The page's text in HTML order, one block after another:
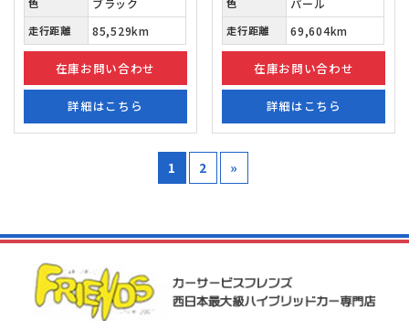
色 ブラック
走行距離 85,529km
在庫お問い合わせ
詳細はこちら
色 パール
走行距離 69,604km
在庫お問い合わせ
詳細はこちら
1 2 »